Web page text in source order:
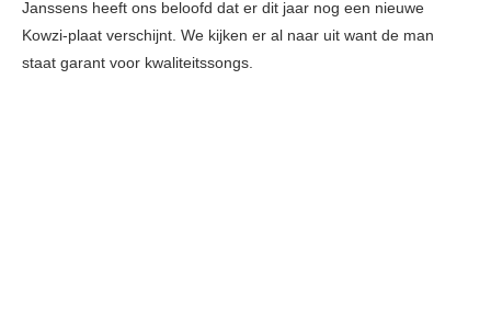
Janssens heeft ons beloofd dat er dit jaar nog een nieuwe
Kowzi-plaat verschijnt. We kijken er al naar uit want de man
staat garant voor kwaliteitssongs.